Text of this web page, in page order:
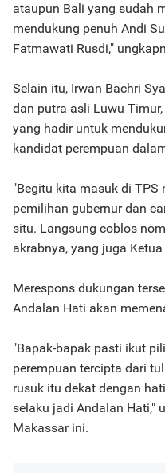
ataupun Bali yang sudah
mendukung penuh Andi
Fatmawati Rusdi,"
Selain itu, Irwan Bachri
dan putra asli Luwu
yang hadir untuk
kandidat perempuan
"Begitu kita masuk di TPS
pemilihan gubernur dan
situ. Langsung coblos
akrabnya, yang juga
Merespons dukungan
Andalan Hati akan
"Bapak-bapak pasti ikut
perempuan tercipta dari
rusuk itu dekat dengan
selaku jadi Andalan Hati,"
Makassar ini.